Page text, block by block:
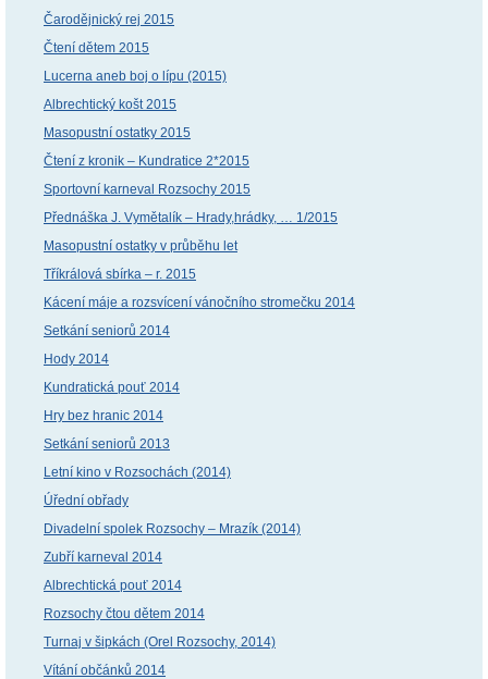
Čarodějnický rej 2015
Čtení dětem 2015
Lucerna aneb boj o lípu (2015)
Albrechtický košt 2015
Masopustní ostatky 2015
Čtení z kronik – Kundratice 2*2015
Sportovní karneval Rozsochy 2015
Přednáška J. Vymětalík – Hrady,hrádky, … 1/2015
Masopustní ostatky v průběhu let
Tříkrálová sbírka – r. 2015
Kácení máje a rozsvícení vánočního stromečku 2014
Setkání seniorů 2014
Hody 2014
Kundratická pouť 2014
Hry bez hranic 2014
Setkání seniorů 2013
Letní kino v Rozsochách (2014)
Úřední obřady
Divadelní spolek Rozsochy – Mrazík (2014)
Zubří karneval 2014
Albrechtická pouť 2014
Rozsochy čtou dětem 2014
Turnaj v šipkách (Orel Rozsochy, 2014)
Vítání občánků 2014